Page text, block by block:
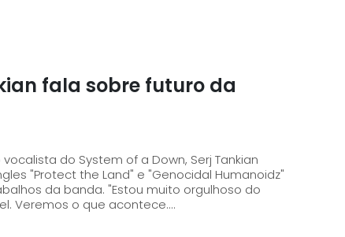
fala sobre futuro da
do System of a Down, Serj Tankian
"Protect the Land" e "Genocidal Humanoidz"
muito orgulhoso do
Veremos o que acontece....